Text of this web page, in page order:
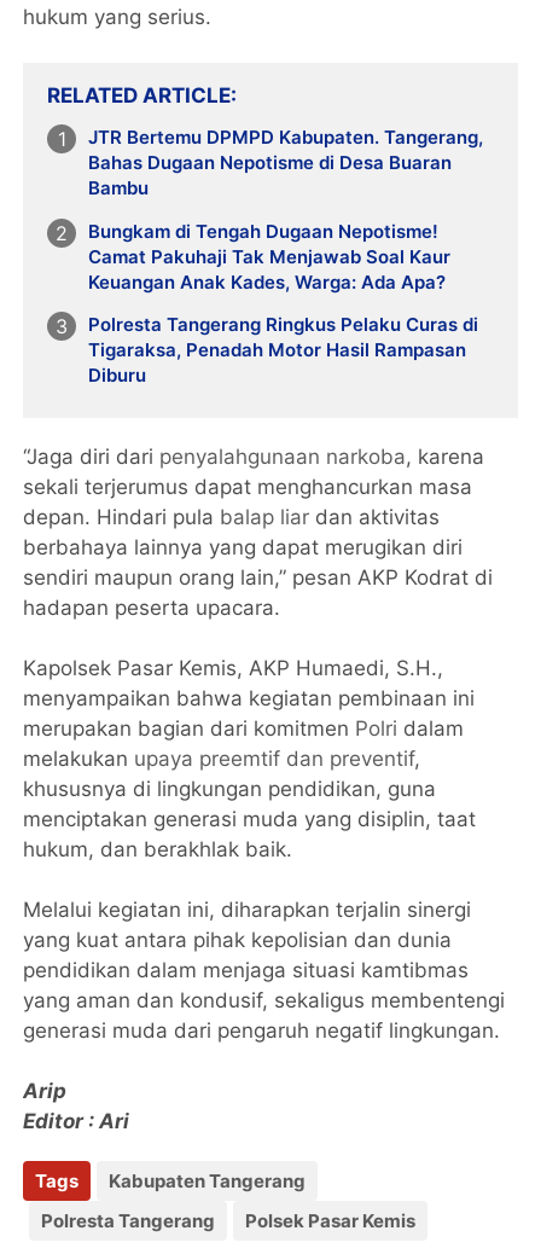
hukum yang serius.
RELATED ARTICLE
JTR Bertemu DPMPD Kabupaten. Tangerang,
Bahas Dugaan Nepotisme di Desa Buaran
Bambu
Bungkam di Tengah Dugaan Nepotisme!
Camat Pakuhaji Tak Menjawab Soal Kaur
Keuangan Anak Kades, Warga: Ada Apa?
Polresta Tangerang Ringkus Pelaku Curas di
Tigaraksa, Penadah Motor Hasil Rampasan
Diburu
“Jaga diri dari penyalahgunaan narkoba, karena
sekali terjerumus dapat menghancurkan masa
depan. Hindari pula balap liar dan aktivitas
berbahaya lainnya yang dapat merugikan diri
sendiri maupun orang lain,” pesan AKP Kodrat di
hadapan peserta upacara.
Kapolsek Pasar Kemis, AKP Humaedi, S.H.,
menyampaikan bahwa kegiatan pembinaan ini
merupakan bagian dari komitmen Polri dalam
melakukan upaya preemtif dan preventif,
khususnya di lingkungan pendidikan, guna
menciptakan generasi muda yang disiplin, taat
hukum, dan berakhlak baik.
Melalui kegiatan ini, diharapkan terjalin sinergi
yang kuat antara pihak kepolisian dan dunia
pendidikan dalam menjaga situasi kamtibmas
yang aman dan kondusif, sekaligus membentengi
generasi muda dari pengaruh negatif lingkungan.
Arip
Editor : Ari
Tags
Kabupaten Tangerang
Polresta Tangerang
Polsek Pasar Kemis